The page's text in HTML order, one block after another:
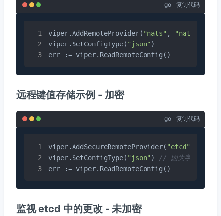
go 复制代码
viper.AddRemoteProvider( "nats" ,
"nats://
viper.SetConfigType( "json" )
err := viper.ReadRemoteConfig()
远程键值存储示例 - 加密
go 复制代码
viper.AddSecureRemoteProvider( "etcd"
viper.SetConfigType( "json" )
// 因为字节流中
err := viper.ReadRemoteConfig()
监视 etcd 中的更改 - 未加密